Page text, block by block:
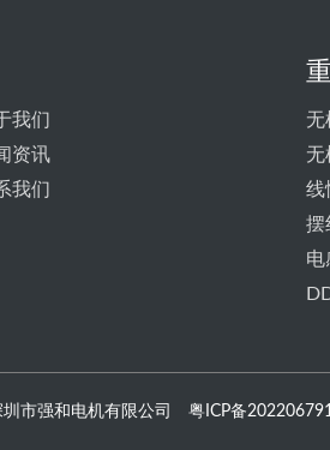
我们
资讯
我们
无
无
线
摆
电
市强和电机有限公司 粤ICP备